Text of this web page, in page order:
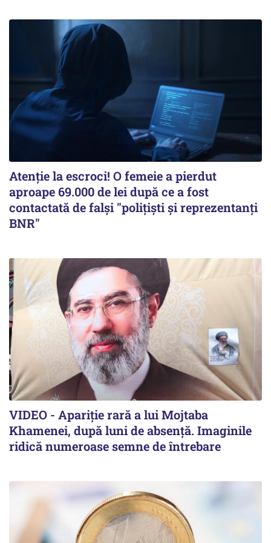
Atenție la escroci! O femeie a pierdut
aproape 69.000 de lei după ce a fost
contactată de falși "polițiști și reprezentanți
BNR"
VIDEO - Apariție rară a lui Mojtaba
Khamenei, după luni de absență. Imaginile
ridică numeroase semne de întrebare